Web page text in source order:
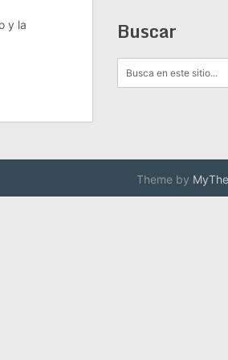
y la
Buscar
Theme by